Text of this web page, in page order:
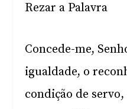
Rezar a Palavra
Concede-me,
igualdade, o
condição de